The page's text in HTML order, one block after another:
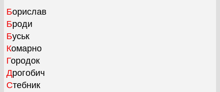
Борислав
Броди
Буськ
Комарно
Городок
Дрогобич
Стебник